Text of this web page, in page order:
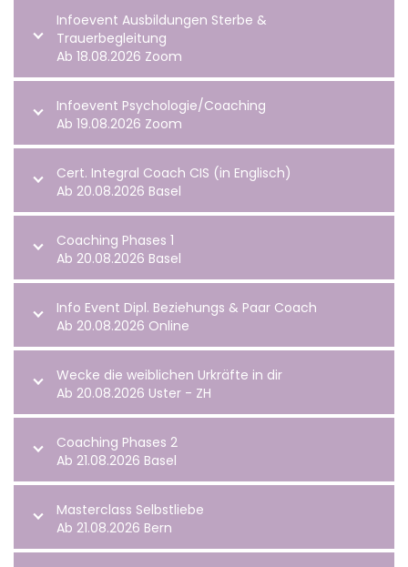
Infoevent Ausbildungen Sterbe &
Trauerbegleitung
Ab 18.08.2026 Zoom
Infoevent Psychologie/Coaching
Ab 19.08.2026 Zoom
Cert. Integral Coach CIS (in Englisch)
Ab 20.08.2026 Basel
Coaching Phases 1
Ab 20.08.2026 Basel
Info Event Dipl. Beziehungs & Paar Coach
Ab 20.08.2026 Online
Wecke die weiblichen Urkräfte in dir
Ab 20.08.2026 Uster - ZH
Coaching Phases 2
Ab 21.08.2026 Basel
Masterclass Selbstliebe
Ab 21.08.2026 Bern